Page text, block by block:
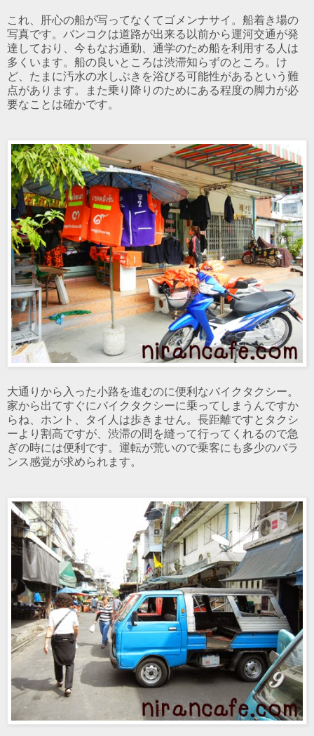
これ、肝心の船が写ってなくてゴメンナサイ。船着き場の
写真です。バンコクは道路が出来る以前から運河交通が発
達しており、今もなお通勤、通学のため船を利用する人は
多くいます。船の良いところは渋滞知らずのところ。け
ど、たまに汚水の水しぶきを浴びる可能性があるという難
点があります。また乗り降りのためにある程度の脚力が必
要なことは確かです。
大通りから入った小路を進むのに便利なバイクタクシー。
家から出てすぐにバイクタクシーに乗ってしまうんですか
らね、ホント、タイ人は歩きません。長距離ですとタクシ
ーより割高ですが、渋滞の間を縫って行ってくれるので急
ぎの時には便利です。運転が荒いので乗客にも多少のバラ
ンス感覚が求められます。